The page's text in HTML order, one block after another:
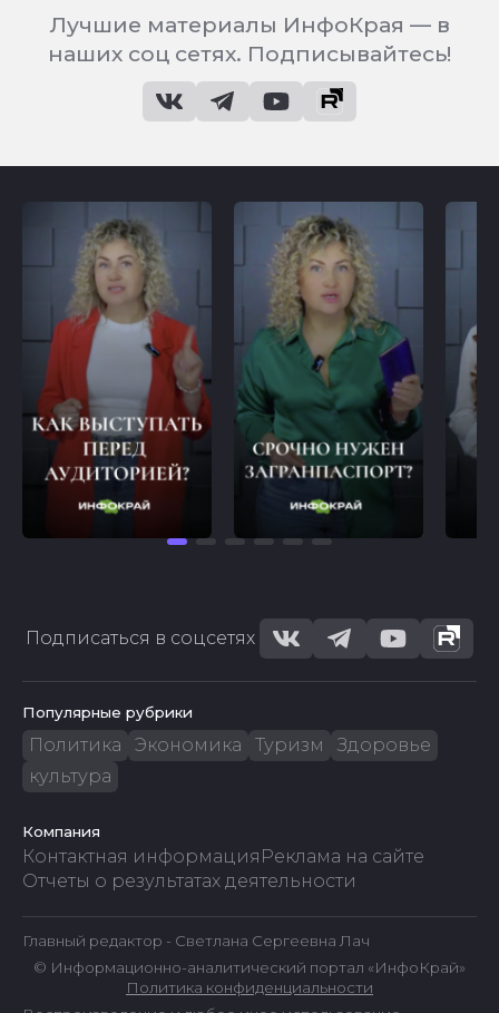
Лучшие материалы ИнфоКрая — в
наших соц сетях. Подписывайтесь!
Подписаться в соцсетях
Популярные рубрики
Политика Экономика Туризм
Здоровье
культура
Компания
Контактная информация Реклама на сайте
Отчеты о результатах деятельности
Главный редактор - Светлана Сергеевна Лач
© Информационно-аналитический портал «ИнфоКрай»
Политика конфиденциальности